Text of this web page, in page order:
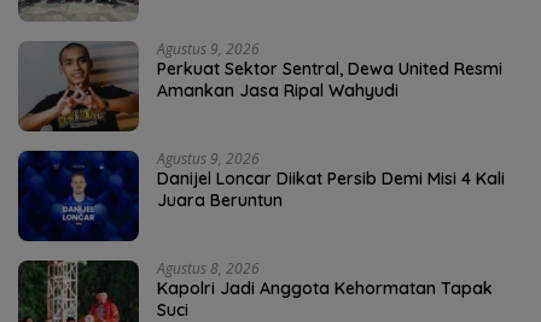
Agustus 9, 2026
Perkuat Sektor Sentral, Dewa United Resmi
Amankan Jasa Ripal Wahyudi
Agustus 9, 2026
Danijel Loncar Diikat Persib Demi Misi 4 Kali
Juara Beruntun
Agustus 8, 2026
Kapolri Jadi Anggota Kehormatan Tapak
Suci